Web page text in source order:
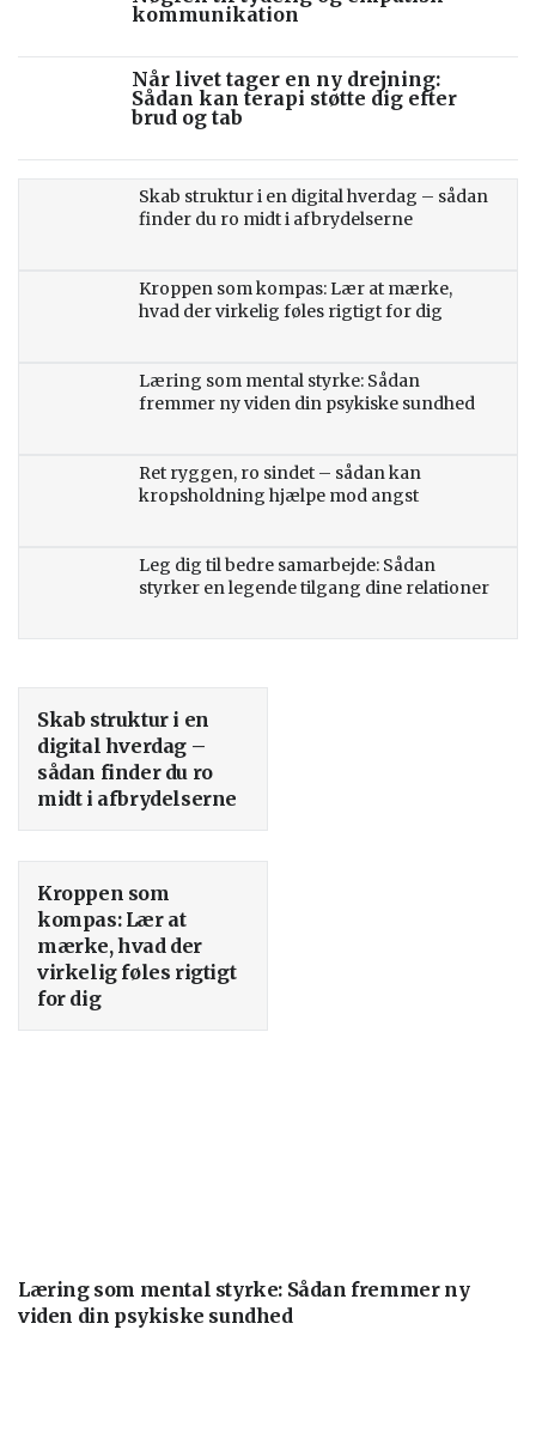
kommunikation
Når livet tager en ny drejning:
Sådan kan terapi støtte dig efter
brud og tab
Skab struktur i en digital hverdag – sådan
finder du ro midt i afbrydelserne
Kroppen som kompas: Lær at mærke,
hvad der virkelig føles rigtigt for dig
Læring som mental styrke: Sådan
fremmer ny viden din psykiske sundhed
Ret ryggen, ro sindet – sådan kan
kropsholdning hjælpe mod angst
Leg dig til bedre samarbejde: Sådan
styrker en legende tilgang dine relationer
Skab struktur i en
digital hverdag –
sådan finder du ro
midt i afbrydelserne
Kroppen som
kompas: Lær at
mærke, hvad der
virkelig føles rigtigt
for dig
Læring som mental styrke: Sådan fremmer ny
viden din psykiske sundhed